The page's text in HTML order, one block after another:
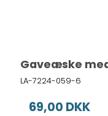
Gaveæske
LA-7224-059-6
69,00 DKK